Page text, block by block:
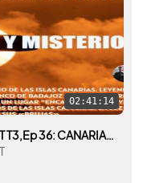
02:41:14
CENIZA DA MORTE PODCAST T3,Ep 36: CANARIAS: LEYENDAS Y MISTERIOS